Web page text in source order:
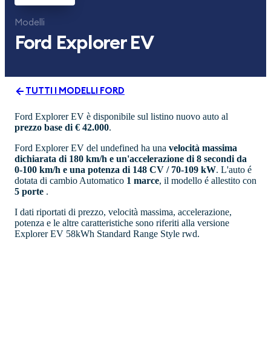
Modelli
Ford Explorer EV
TUTTI I MODELLI FORD
Ford Explorer EV è disponibile sul listino nuovo auto al
prezzo base di € 42.000.
Ford Explorer EV del undefined ha una velocità massima
dichiarata di 180 km/h e un'accelerazione di 8 secondi da
0-100 km/h e una potenza di 148 CV / 70-109 kW. L'auto é
dotata di cambio Automatico 1 marce, il modello é allestito con
5 porte .
I dati riportati di prezzo, velocità massima, accelerazione,
potenza e le altre caratteristiche sono riferiti alla versione
Explorer EV 58kWh Standard Range Style rwd.